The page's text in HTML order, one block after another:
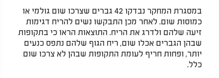
במסגרת המחקר נבדקו 42 גברים שצרכו שום גולמי או
כמוסות שום. לאחר מכן התבקשו נשים להריח דגימות
זיעה שלהם ולדרג את הריח. התוצאות הראו כי בתקופות
שבהן הגברים אכלו שום, ריח הגוף שלהם נתפס כנעים
יותר, ופחות חריף לעומת התקופות שבהן לא צרכו שום
כלל.